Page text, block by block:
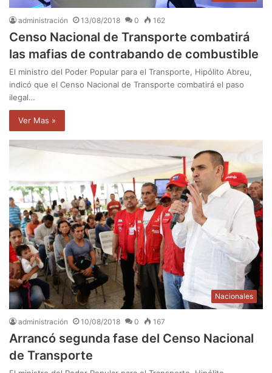
administración 13/08/2018 0 162
Censo Nacional de Transporte combatirá
las mafias de contrabando de combustible
El ministro del Poder Popular para el Transporte, Hipólito Abreu,
indicó que el Censo Nacional de Transporte combatirá el paso
ilegal…
Ver Mas »
Nacionales
administración 10/08/2018 0 167
Arrancó segunda fase del Censo Nacional
de Transporte